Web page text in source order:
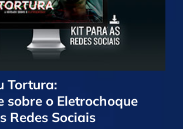
Tortura:
sobre o Eletrochoque
Redes Sociais